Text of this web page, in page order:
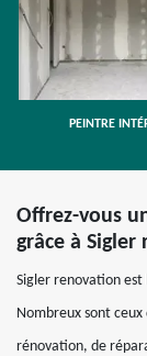
PEINTRE
Offrez-vous
grâce à
Sigler renovation
Nombreux sont
rénovation, de